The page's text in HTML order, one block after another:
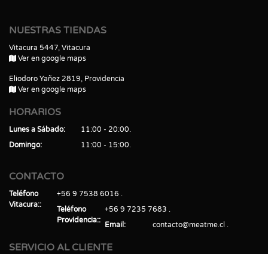
NUESTRAS TIENDAS
Vitacura 5447, Vitacura
Ver en google maps
Eliodoro Yañez 2819, Providencia
Ver en google maps
HORARIOS
Lunes a Sábado
11:00 - 20:00
Domingo
11:00 - 15:00
CONTACTO
Teléfono
Vitacura:
+56 9 7538 6016
Teléfono
Providencia:
+56 9 7235 7683
Email
contacto@meatme.cl
SERVICIO AL CLIENTE